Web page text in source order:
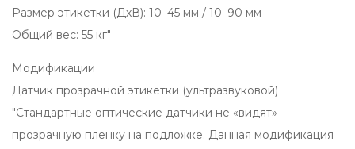
Размер этикетки (ДхВ): 10–45 мм / 10–90 мм
Общий вес: 55 кг"
Модификации
Датчик прозрачной этикетки (ультразвуковой)
"Стандартные оптические датчики не «видят»
прозрачную пленку на подложке. Данная модификация